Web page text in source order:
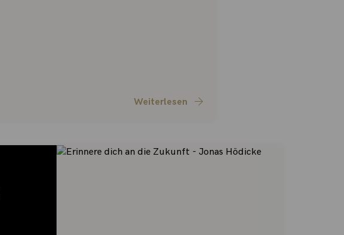
Weiterlesen